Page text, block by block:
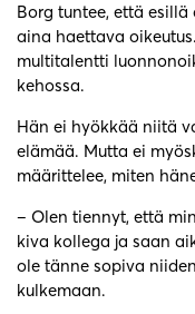
Borg tuntee, että
aina haettava
multitalentti
kehossa.
Hän ei hyökkää niitä
elämää. Mutta ei
määrittelee, miten
– Olen tiennyt, että
kiva kollega ja saan
ole tänne sopiva
kulkemaan.